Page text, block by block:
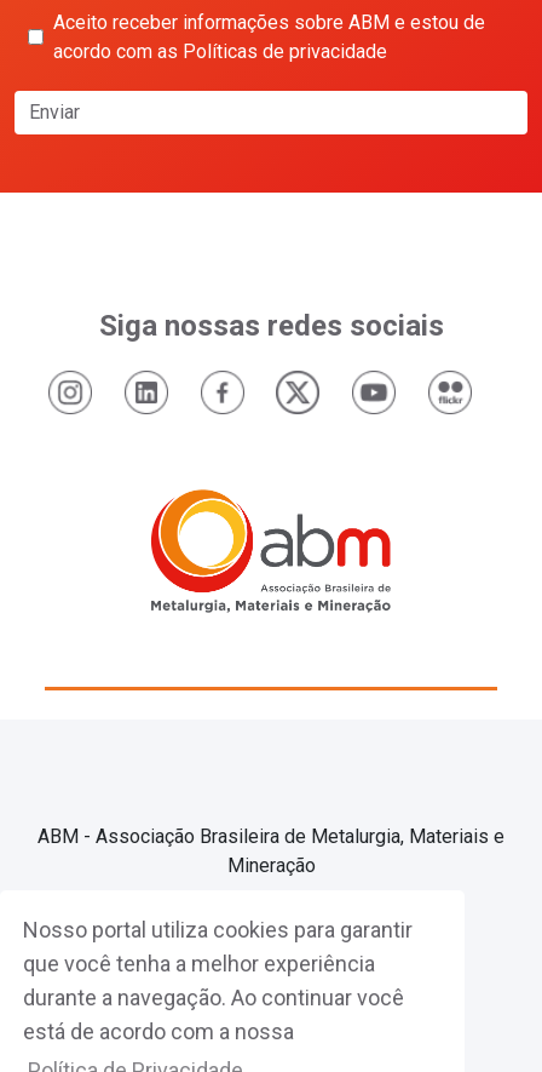
Nosso portal utiliza cookies para garantir
que você tenha a melhor experiência
durante a navegação. Ao continuar você
está de acordo com a nossa
Aceito receber informações sobre ABM e estou de
acordo com as Políticas de privacidade
Enviar
Siga nossas redes sociais
ABM - Associação Brasileira de Metalurgia, Materiais e
Mineração
Associe-se
Fazer Login